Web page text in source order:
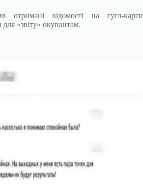
отримані відомості на гугл-карти
для «звіту» окупантам.